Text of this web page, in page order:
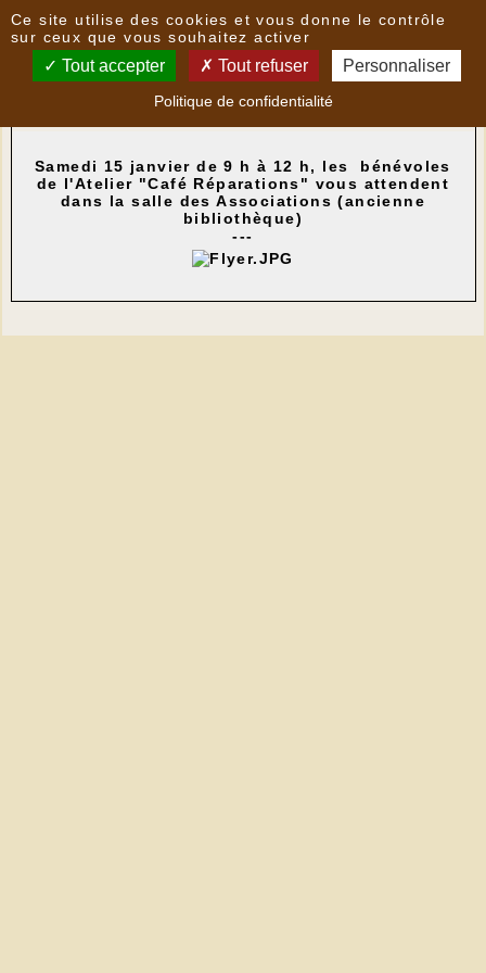
Nouvelles
Atelier Café Réparations - le12/01/2022 09:14
Samedi 15 janvier de 9 h à 12 h, les bénévoles
de l'Atelier "Café Réparations" vous attendent
dans la salle des Associations (ancienne
bibliothèque)
---
Ce site utilise des cookies et vous donne le contrôle
sur ceux que vous souhaitez activer
Tout accepter Tout refuser Personnaliser
Politique de confidentialité